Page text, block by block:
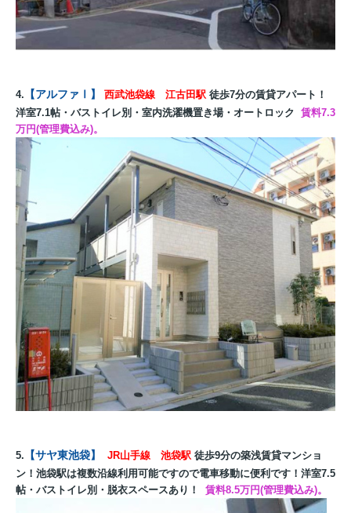
4. 【アルファⅠ】 西武池袋線 江古田駅 徒歩7分の賃貸アパート！
洋室7.1帖・バストイレ別・室内洗濯機置き場・オートロック 賃料7.3
万円(管理費込み)。
5. 【サヤ東池袋】 JR山手線 池袋駅 徒歩9分の築浅賃貸マンショ
ン！池袋駅は複数沿線利用可能ですので電車移動に便利です！洋室7.5
帖・バストイレ別・脱衣スペースあり！ 賃料8.5万円(管理費込み)。